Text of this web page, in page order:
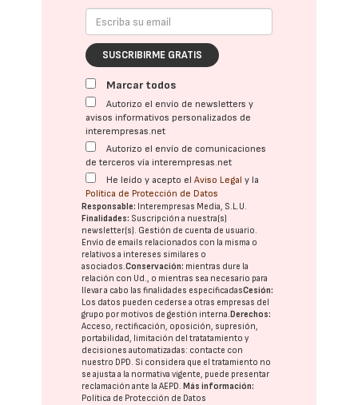
SUSCRIBIRME GRATIS
Marcar todos
Autorizo el envío de newsletters y
avisos informativos personalizados de
interempresas.net
Autorizo el envío de comunicaciones
de terceros vía interempresas.net
He leído y acepto elAviso Legal y la
Política de Protección de Datos
Responsable: Interempresas Media, S.L.U.
Finalidades: Suscripción a nuestra(s)
newsletter(s). Gestión de cuenta de usuario.
Envío de emails relacionados con la misma o
relativos a intereses similares o
asociados.Conservación: mientras dure la
relación con Ud., o mientras sea necesario para
llevar a cabo las finalidades especificadasCesión:
Los datos pueden cederse a otras empresas del
grupo por motivos de gestión interna. Derechos:
Acceso, rectificación, oposición, supresión,
portabilidad, limitación del tratatamiento y
decisiones automatizadas: contacte con
nuestro DPD. Si considera que el tratamiento no
se ajusta a la normativa vigente, puede presentar
reclamación ante laAEPD. Más información:
Política de Protección de Datos